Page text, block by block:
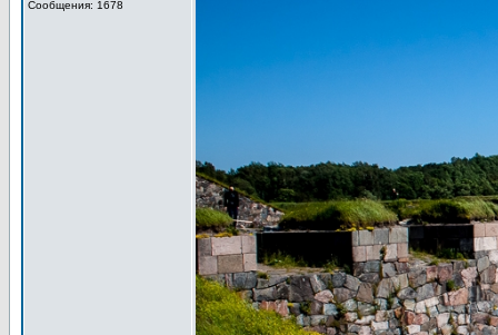
Сообщения: 1678